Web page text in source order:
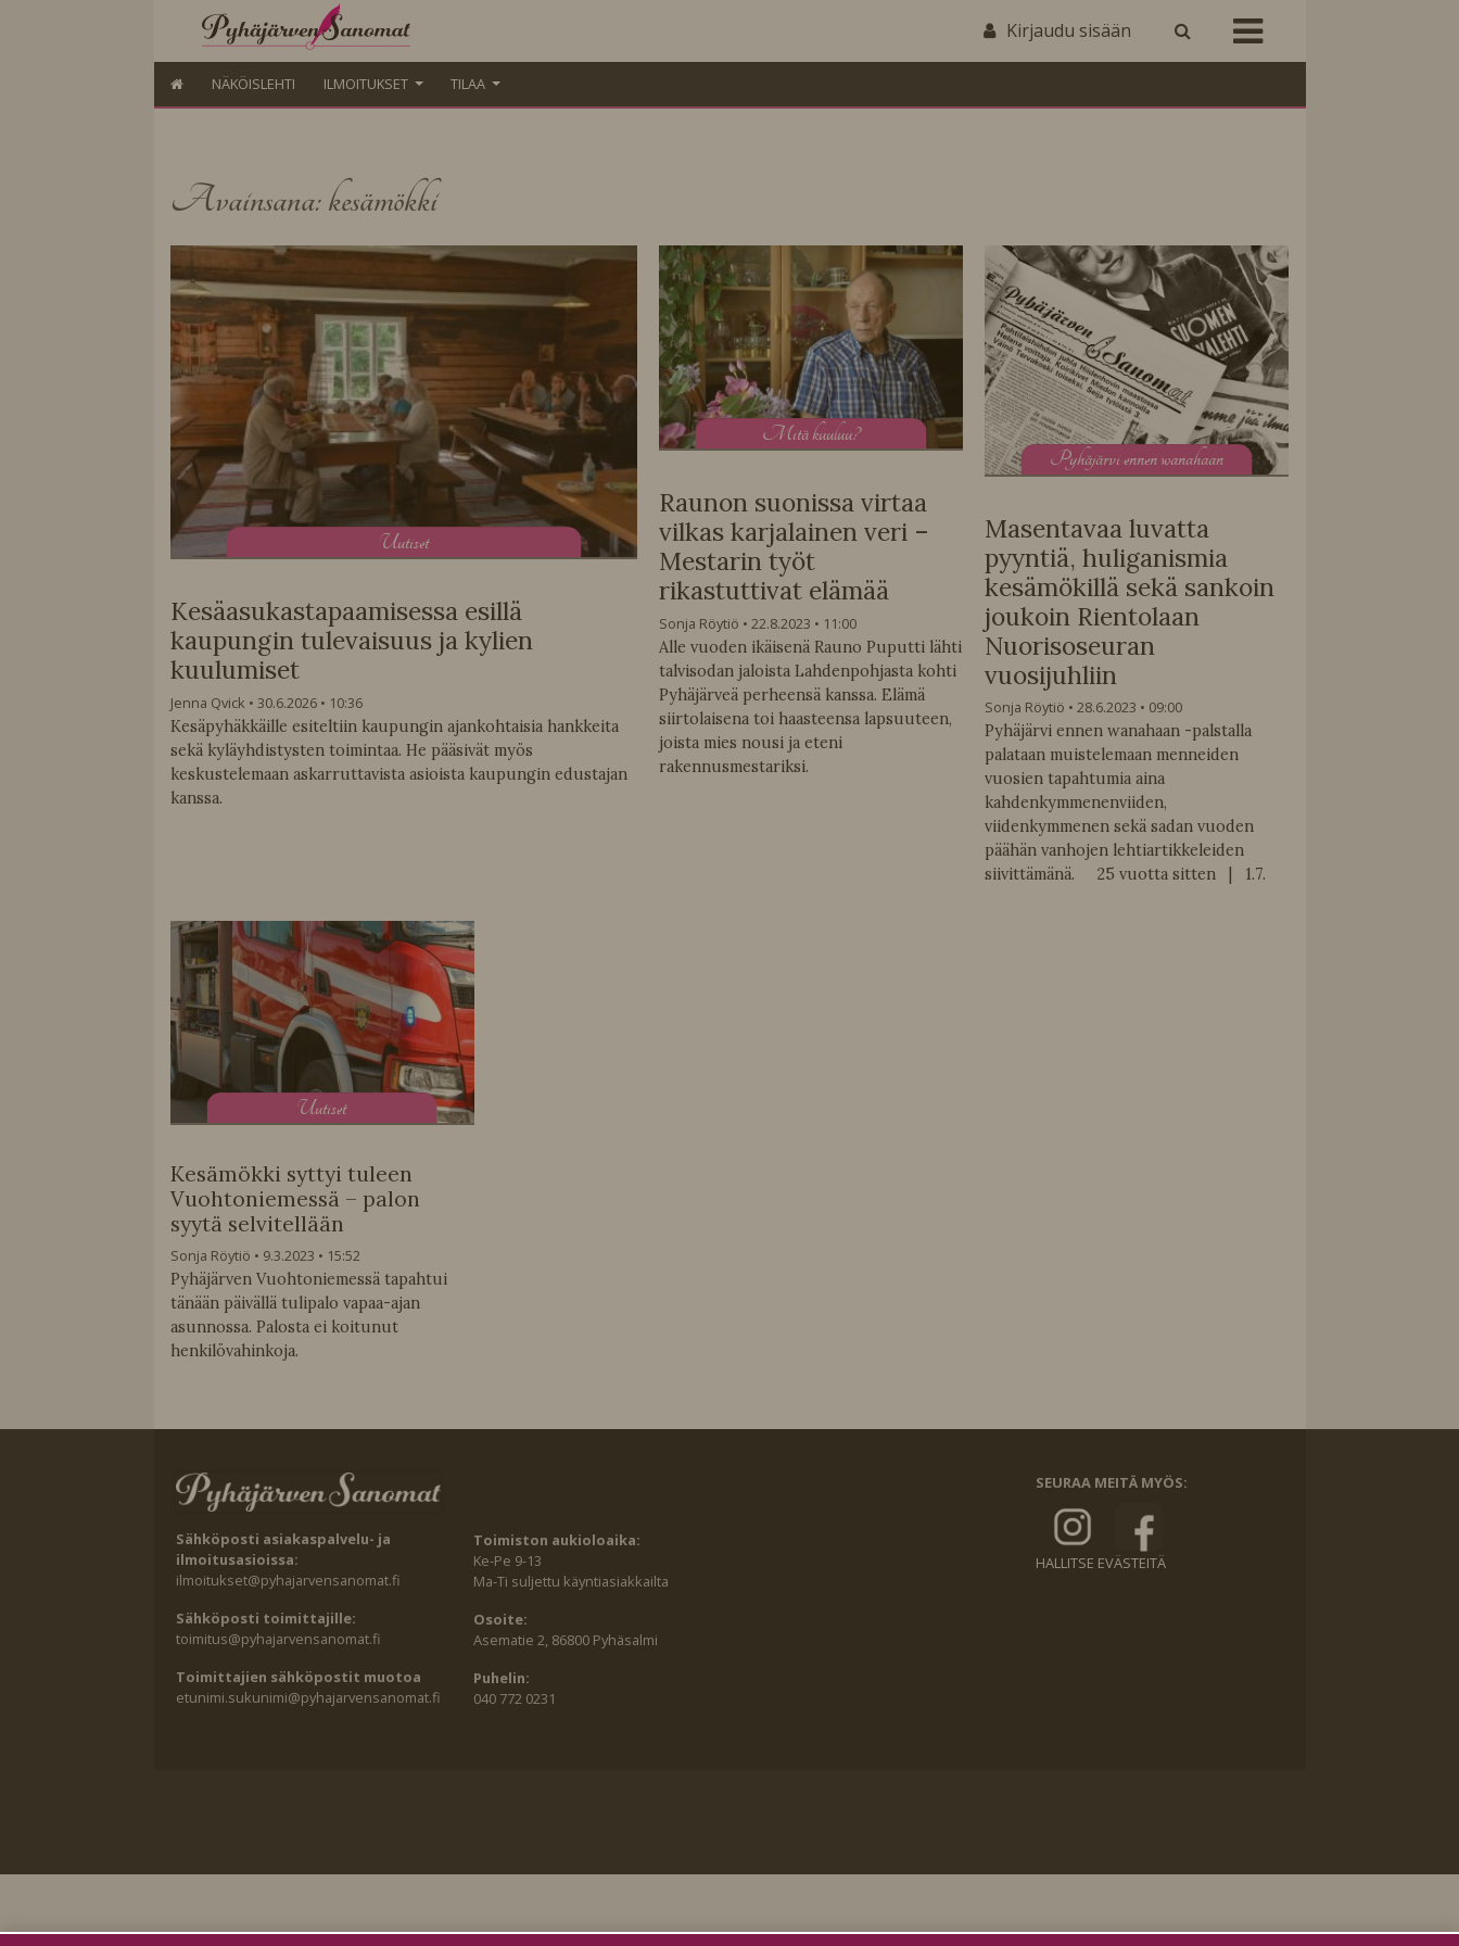
Kirjaudu sisään
NÄKÖISLEHTI ILMOITUKSET TILAA
Avainsana: kesämökki
Uutiset
Kesäasukastapaamisessa esillä
kaupungin tulevaisuus ja kylien
kuulumiset
Jenna Qvick 30.6.2026
10:36
Kesäpyhäkkäille esiteltiin kaupungin ajankohtaisia hankkeita
sekä kyläyhdistysten toimintaa. He pääsivät myös
keskustelemaan askarruttavista asioista kaupungin edustajan
kanssa.
Mitä kuuluu?
Raunon suonissa virtaa
vilkas karjalainen veri –
Mestarin työt
rikastuttivat elämää
Sonja Röytiö 22.8.2023
11:00
Alle vuoden ikäisenä Rauno Puputti lähti
talvisodan jaloista Lahdenpohjasta kohti
Pyhäjärveä perheensä kanssa. Elämä
siirtolaisena toi haasteensa lapsuuteen,
joista mies nousi ja eteni
rakennusmestariksi.
Pyhäjärvi ennen wanahaan
Masentavaa luvatta
pyyntiä, huliganismia
kesämökillä sekä sankoin
joukoin Rientolaan
Nuorisoseuran
vuosijuhliin
Sonja Röytiö 28.6.2023
09:00
Pyhäjärvi ennen wanahaan -palstalla
palataan muistelemaan menneiden
vuosien tapahtumia aina
kahdenkymmenenviiden,
viidenkymmenen sekä sadan vuoden
päähän vanhojen lehtiartikkeleiden
siivittämänä. 25 vuotta sitten | 1.7.
Uutiset
Kesämökki syttyi tuleen
Vuohtoniemessä – palon
syytä selvitellään
Sonja Röytiö 9.3.2023
15:52
Pyhäjärven Vuohtoniemessä tapahtui
tänään päivällä tulipalo vapaa-ajan
asunnossa. Palosta ei koitunut
henkilövahinkoja.
Sähköposti asiakaspalvelu- ja
ilmoitusasioissa:
ilmoitukset@pyhajarvensanomat.fi
Sähköposti toimittajille:
toimitus@pyhajarvensanomat.fi
Toimittajien sähköpostit muotoa
etunimi.sukunimi@pyhajarvensanomat.fi
Toimiston aukioloaika:
Ke-Pe 9-13
Ma-Ti suljettu käyntiasiakkailta
Osoite:
Asematie 2, 86800 Pyhäsalmi
Puhelin:
040 772 0231
SEURAA MEITÄ MYÖS:
HALLITSE EVÄSTEITÄ